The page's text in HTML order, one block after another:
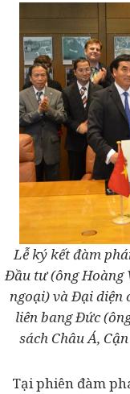
Lễ ký kết đàm
Đầu tư (ông Hoàng
ngoại) và Đại diện
liên bang Đức
sách Châu Á,
Tại phiên đàm